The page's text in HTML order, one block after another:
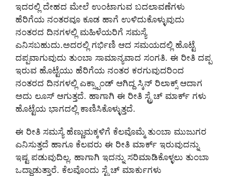
ಇದರಲ್ಲಿ ದೇಹದ ಮೇಲೆ ಉಂಟಾಗುವ ಬದಲಾವಣೆಗಳು
ಹೆರಿಗೆಯ ನಂತರವೂ ಕೂಡ ಹಾಗೆ ಉಳಿದುಕೊಳ್ಳುವುದು
ನಂತರದ ದಿನಗಳಲ್ಲಿ ಮಹಿಳೆಯರಿಗೆ ಸಮಸ್ಯೆ
ಎನಿಸಬಹುದು.ಅದರಲ್ಲಿ ಗರ್ಭಿಣಿ ಆದ ಸಮಯದಲ್ಲಿ ಹೊಟ್ಟೆ
ದಪ್ಪವಾಗುವುದು ತುಂಬಾ ಸಾಮಾನ್ಯವಾದ ಸಂಗತಿ. ಈ ರೀತಿ ದಪ್ಪ
ಇರುವ ಹೊಟ್ಟೆಯು ಹೆರಿಗೆಯ ನಂತರ ಕರಗುವುದರಿಂದ
ನಂತರದ ದಿನಗಳಲ್ಲಿ ಎಕ್ಸ್ಪಾಂಡ್ ಆಗಿದ್ದ ಸ್ಕಿನ್ ರಿಲಾಕ್ಸ್ ಆದಾಗ
ಅದು ಲೂಸ್ ಆಗುತ್ತದೆ. ಹಾಗಾಗಿ ಈ ರೀತಿ ಸ್ಟ್ರೆಚ್ ಮಾರ್ಕ್ ಗಳು
ಹೊಟ್ಟೆಯ ಭಾಗದಲ್ಲಿ ಕಾಣಿಸಿಕೊಳ್ಳುತ್ತದೆ.
ಈ ರೀತಿ ಸಮಸ್ಯೆ ಹೆಣ್ಣುಮಕ್ಕಳಿಗೆ ಕೆಲವೊಮ್ಮೆ ತುಂಬಾ ಮುಜುಗರ
ಎನಿಸುತ್ತದೆ ಹಾಗೂ ಕೆಲವರು ಈ ರೀತಿ ಮಾರ್ಕ್ ಇರುವುದನ್ನು
ಇಷ್ಟ ಪಡುವುದಿಲ್ಲ. ಹಾಗಾಗಿ ಇದನ್ನು ಸರಿಮಾಡಿಕೊಳ್ಳಲು ತುಂಬಾ
ಒದ್ದಾಡುತ್ತಾರೆ. ಕೆಲವೊಂದು ಸ್ಟ್ರೆಚ್ ಮಾರ್ಕುಗಳು